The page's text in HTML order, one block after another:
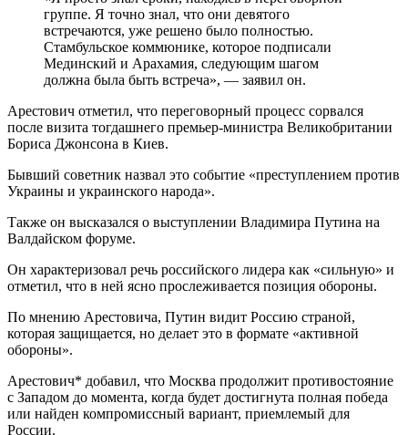
группе. Я точно знал, что они девятого
встречаются, уже решено было полностью.
Стамбульское коммюнике, которое подписали
Мединский и Арахамия, следующим шагом
должна была быть встреча», — заявил он.
Арестович отметил, что переговорный процесс сорвался
после визита тогдашнего премьер-министра Великобритании
Бориса Джонсона в Киев.
Бывший советник назвал это событие «преступлением против
Украины и украинского народа».
Также он высказался о выступлении Владимира Путина на
Валдайском форуме.
Он характеризовал речь российского лидера как «сильную» и
отметил, что в ней ясно прослеживается позиция обороны.
По мнению Арестовича, Путин видит Россию страной,
которая защищается, но делает это в формате «активной
обороны».
Арестович* добавил, что Москва продолжит противостояние
с Западом до момента, когда будет достигнута полная победа
или найден компромиссный вариант, приемлемый для
России.